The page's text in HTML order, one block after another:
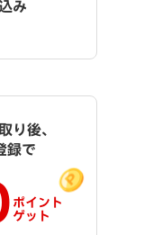
み
り後、
録で
ポイント
ゲット